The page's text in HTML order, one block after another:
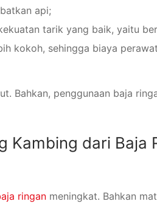
api;
tarik yang baik, yaitu
kokoh, sehingga biaya
Bahkan, penggunaan baja
Kambing dari Baja
ringan meningkat. Bahkan